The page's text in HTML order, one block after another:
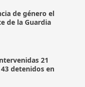
de género el
de la Guardia
21
detenidos en